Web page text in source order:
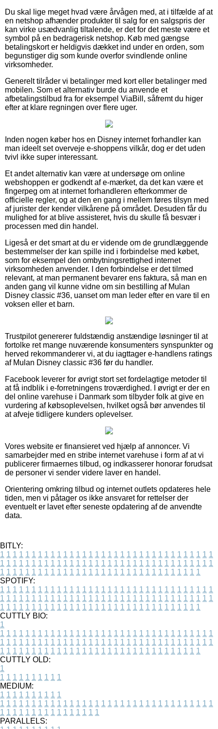
Du skal lige meget hvad være årvågen med, at i tilfælde af at
en netshop afhænder produkter til salg for en salgspris der
kan virke usædvanlig tiltalende, er det for det meste være et
symbol på en bedragerisk netshop. Køb med gængse
betalingskort er heldigvis dækket ind under en orden, som
begunstiger dig som kunde overfor svindlende online
virksomheder.
Generelt tilråder vi betalinger med kort eller betalinger med
mobilen. Som et alternativ burde du anvende et
afbetalingstilbud fra for eksempel ViaBill, såfremt du higer
efter at klare regningen over flere uger.
Inden nogen køber hos en Disney internet forhandler kan
man ideelt set overveje e-shoppens vilkår, dog er det uden
tvivl ikke super interessant.
Et andet alternativ kan være at undersøge om online
webshoppen er godkendt af e-mærket, da det kan være et
fingerpeg om at internet forhandleren efterkommer de
officielle regler, og at den en gang i mellem føres tilsyn med
af jurister der kender vilkårene på området. Desuden får du
mulighed for at blive assisteret, hvis du skulle få besvær i
processen med din handel.
Ligeså er det smart at du er vidende om de grundlæggende
bestemmelser der kan spille ind i forbindelse med købet,
som for eksempel den ombytningsrettighed internet
virksomheden anvender. I den forbindelse er det tilmed
relevant, at man permanent bevarer ens faktura, så man en
anden gang vil kunne vidne om sin bestilling af Mulan
Disney classic #36, uanset om man leder efter en vare til en
voksen eller et barn.
Trustpilot genererer fuldstændig anstændige løsninger til at
fortolke ret mange nuværende konsumenters synspunkter og
herved rekommanderer vi, at du iagttager e-handlens ratings
af Mulan Disney classic #36 før du handler.
Facebook leverer for øvrigt stort set fordelagtige metoder til
at få indblik i e-forretningens troværdighed. I øvrigt er der en
del online varehuse i Danmark som tilbyder folk at give en
vurdering af købsoplevelsen, hvilket også bør anvendes til
at afveje tidligere kunders oplevelser.
Vores website er finansieret ved hjælp af annoncer. Vi
samarbejder med en stribe internet varehuse i form af at vi
publicerer firmaernes tilbud, og indkasserer honorar forudsat
de personer vi sender videre laver en handel.
Orientering omkring tilbud og internet outlets opdateres hele
tiden, men vi påtager os ikke ansvaret for rettelser der
eventuelt er lavet efter seneste opdatering af de anvendte
data.
BITLY:
1 1 1 1 1 1 1 1 1 1 1 1 1 1 1 1 1 1 1 1 1 1 1 1 1 1 1 1 1 1 1 1 1 1
1 1 1 1 1 1 1 1 1 1 1 1 1 1 1 1 1 1 1 1 1 1 1 1 1 1 1 1 1 1 1 1 1 1
1 1 1 1 1 1 1 1 1 1 1 1 1 1 1 1 1 1 1 1 1 1 1 1 1 1 1 1 1 1 1 1
SPOTIFY:
1 1 1 1 1 1 1 1 1 1 1 1 1 1 1 1 1 1 1 1 1 1 1 1 1 1 1 1 1 1 1 1 1 1
1 1 1 1 1 1 1 1 1 1 1 1 1 1 1 1 1 1 1 1 1 1 1 1 1 1 1 1 1 1 1 1 1 1
1 1 1 1 1 1 1 1 1 1 1 1 1 1 1 1 1 1 1 1 1 1 1 1 1 1 1 1 1 1 1 1
CUTTLY BIO:
1
1 1 1 1 1 1 1 1 1 1 1 1 1 1 1 1 1 1 1 1 1 1 1 1 1 1 1 1 1 1 1 1 1 1
1 1 1 1 1 1 1 1 1 1 1 1 1 1 1 1 1 1 1 1 1 1 1 1 1 1 1 1 1 1 1 1 1 1
1 1 1 1 1 1 1 1 1 1 1 1 1 1 1 1 1 1 1 1 1 1 1 1 1 1 1 1 1 1 1 1
CUTTLY OLD:
1
1 1 1 1 1 1 1 1 1 1
MEDIUM:
1 1 1 1 1 1 1 1 1 1
1 1 1 1 1 1 1 1 1 1 1 1 1 1 1 1 1 1 1 1 1 1 1 1 1 1 1 1 1 1 1 1 1 1
1 1 1 1 1 1 1 1 1 1 1 1 1 1 1 1
PARALLELS: